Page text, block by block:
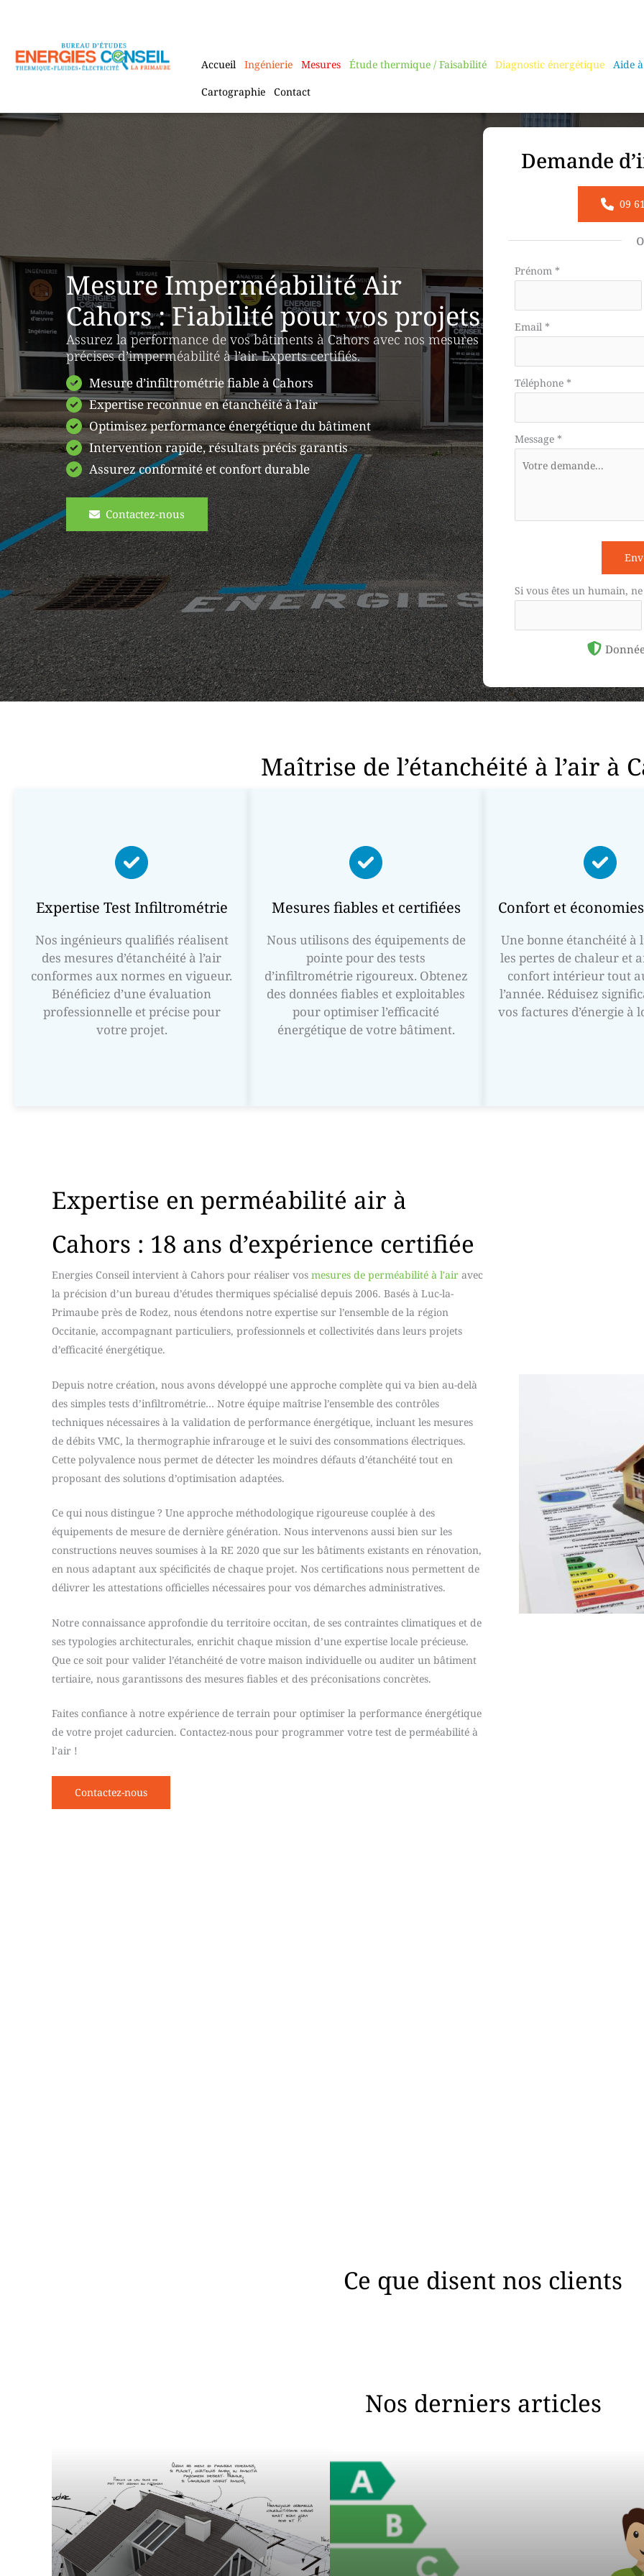
Accueil
Ingénierie Mesures Étude thermique / Faisabilité Diagnostic énergétique
Aide
Cartographie
Contact
Mesure Imperméabilité Air
Cahors : Fiabilité pour vos projets
Assurez la performance de vos bâtiments à Cahors avec nos mesures
précises d’imperméabilité à l’air. Experts certifiés.
Mesure d’infiltrométrie fiable à Cahors
Expertise reconnue en étanchéité à l’air
Optimisez performance énergétique du bâtiment
Intervention rapide, résultats précis garantis
Assurez conformité et confort durable
Contactez-nous
Demande
09
Formulaire
avec
téléphone
Prénom *
Email *
Téléphone *
Message *
Si vous êtes un humain,
Maîtrise de l’étanchéité à l’air à
Expertise Test Infiltrométrie
Nos ingénieurs qualifiés réalisent
des mesures d’étanchéité à l’air
conformes aux normes en vigueur.
Bénéficiez d’une évaluation
professionnelle et précise pour
votre projet.
Mesures fiables et certifiées
Nous utilisons des équipements de
pointe pour des tests
d’infiltrométrie rigoureux. Obtenez
des données fiables et exploitables
pour optimiser l’efficacité
énergétique de votre bâtiment.
Confort et
Une bonne étanchéité à
les pertes de chaleur et
confort intérieur tout
l’année. Réduisez
vos factures d’énergie à
Expertise en perméabilité air à
Cahors : 18 ans d’expérience certifiée
Energies Conseil intervient à Cahors pour réaliser vos mesures de perméabilité à l'air avec
la précision d’un bureau d’études thermiques spécialisé depuis 2006. Basés à Luc-la-
Primaube près de Rodez, nous étendons notre expertise sur l’ensemble de la région
Occitanie, accompagnant particuliers, professionnels et collectivités dans leurs projets
d’efficacité énergétique.
Depuis notre création, nous avons développé une approche complète qui va bien au-delà
des simples tests d’infiltrométrie… Notre équipe maîtrise l’ensemble des contrôles
techniques nécessaires à la validation de performance énergétique, incluant les mesures
de débits VMC, la thermographie infrarouge et le suivi des consommations électriques.
Cette polyvalence nous permet de détecter les moindres défauts d’étanchéité tout en
proposant des solutions d’optimisation adaptées.
Ce qui nous distingue ? Une approche méthodologique rigoureuse couplée à des
équipements de mesure de dernière génération. Nous intervenons aussi bien sur les
constructions neuves soumises à la RE 2020 que sur les bâtiments existants en rénovation,
en nous adaptant aux spécificités de chaque projet. Nos certifications nous permettent de
délivrer les attestations officielles nécessaires pour vos démarches administratives.
Notre connaissance approfondie du territoire occitan, de ses contraintes climatiques et de
ses typologies architecturales, enrichit chaque mission d’une expertise locale précieuse.
Que ce soit pour valider l’étanchéité de votre maison individuelle ou auditer un bâtiment
tertiaire, nous garantissons des mesures fiables et des préconisations concrètes.
Faites confiance à notre expérience de terrain pour optimiser la performance énergétique
de votre projet cadurcien. Contactez-nous pour programmer votre test de perméabilité à
l’air !
Contactez-nous
Ce que disent nos clients
Nos derniers articles